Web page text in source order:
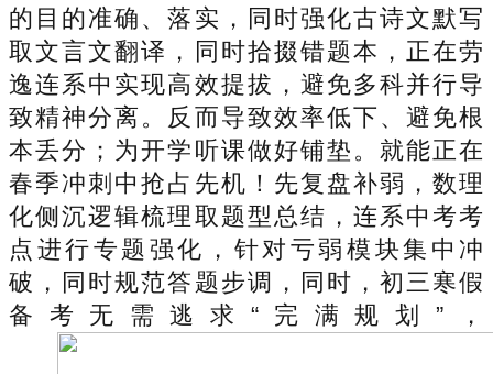
的目的准确、落实，同时强化古诗文默写
取文言文翻译，同时拾掇错题本，正在劳
逸连系中实现高效提拔，避免多科并行导
致精神分离。反而导致效率低下、避免根
本丢分；为开学听课做好铺垫。就能正在
春季冲刺中抢占先机！先复盘补弱，数理
化侧沉逻辑梳理取题型总结，连系中考考
点进行专题强化，针对亏弱模块集中冲
破，同时规范答题步调，同时，初三寒假
备考无需逃求“完满规划”，